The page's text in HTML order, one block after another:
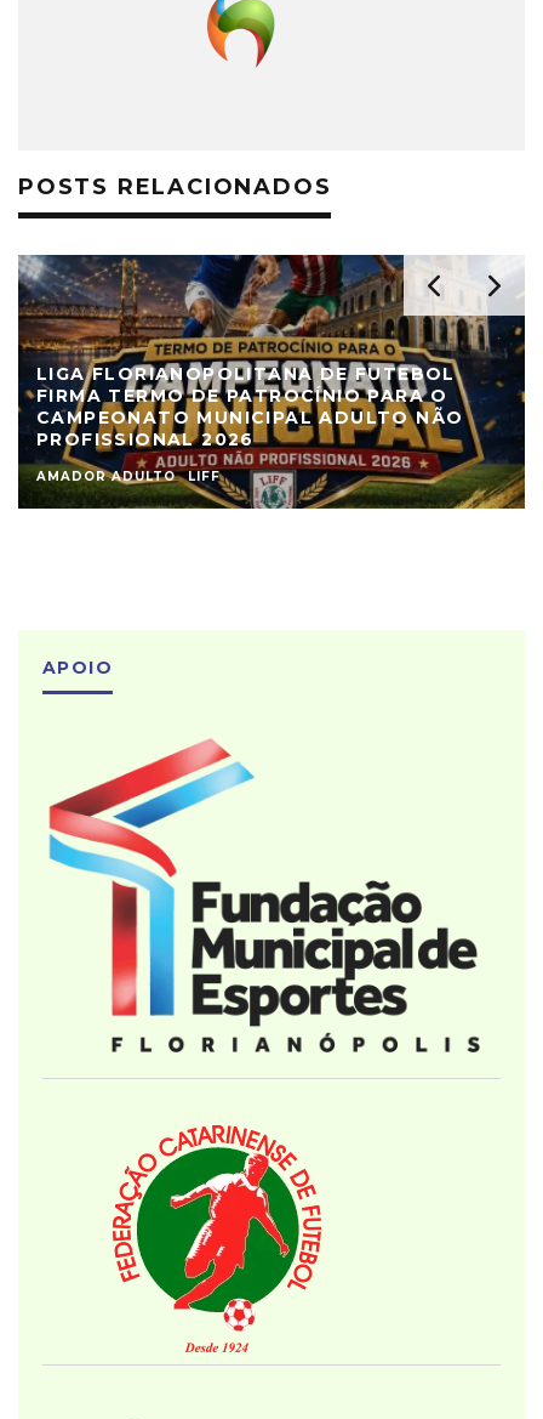
POSTS RELACIONADOS
LIGA FLORIANOPOLITANA DE FUTEBOL
FIRMA TERMO DE PATROCÍNIO PARA O
CAMPEONATO MUNICIPAL ADULTO NÃO
PROFISSIONAL 2026
AMADOR ADULTO LIFF
APOIO